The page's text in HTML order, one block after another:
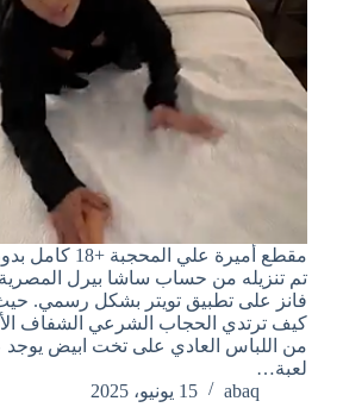
مقطع أميرة علي
تم تنزيله من حساب ساشا بيرل المصرية
فانز على تطبيق تويتر بشكل رسمي.
كيف ترتدي الحجاب الشرعي الشفاف
من اللباس العادي على تخت ابيض يوجد
لعبة…
abaq
15 يونيو، 2025